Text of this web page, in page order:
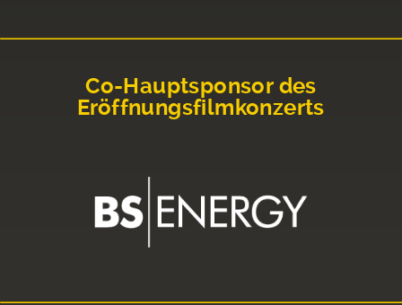
Co-Hauptsponsor des
Eröffnungsfilmkonzerts